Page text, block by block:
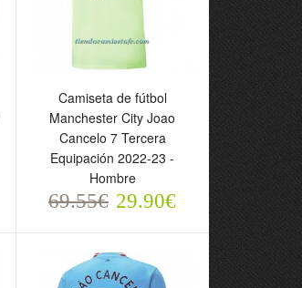
Camiseta de fútbol
Manchester City Joao
Cancelo 7 Tercera
Equipación 2022-23 -
69.55€ 29.90€
Camiseta de fútbol
Manchester City Joao
Cancelo 7 Tercera
Equipación 2022-23 -
Hombre
69.55€ 29.90€